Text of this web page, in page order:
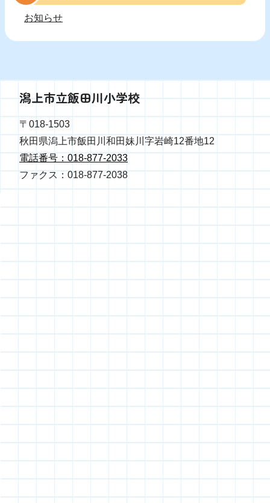
お知らせ
潟上市立飯田川小学校
〒018-1503
秋田県潟上市飯田川和田妹川字岩崎12番地12
電話番号：018-877-2033
ファクス：018-877-2038